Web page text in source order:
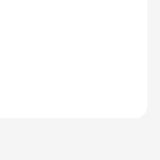
social media te bieden
Ook delen we
site met onze
en analyse. Deze
met andere
of die ze hebben